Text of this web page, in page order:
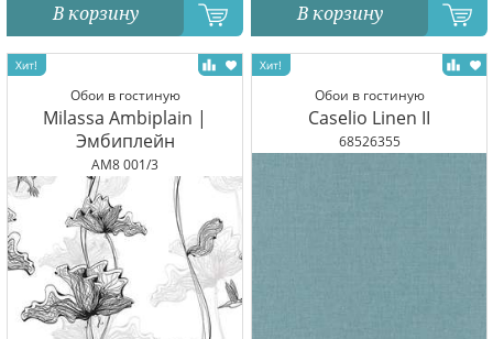
В корзину В корзину
Обои в гостиную
Milassa Ambiplain |
Эмбиплейн
AM8 001/3
Обои в гостиную
Caselio Linen II
68526355